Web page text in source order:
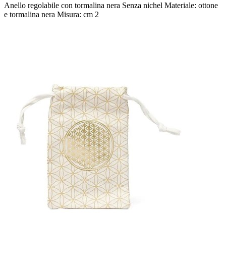
Anello regolabile con tormalina nera Senza nichel Materiale: ottone
e tormalina nera Misura: cm 2